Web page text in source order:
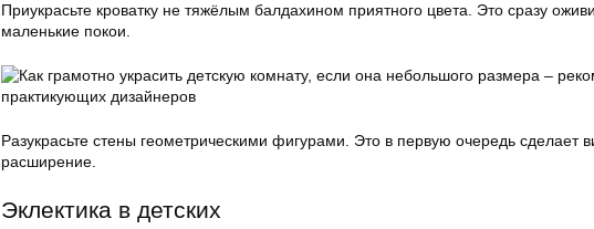
Приукрасьте кроватку не тяжёлым балдахином приятного цвета. Это сразу
маленькие покои.
Разукрасьте стены геометрическими фигурами. Это в первую очередь сделает
расширение.
Эклектика в детских